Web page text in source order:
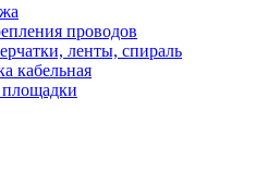
проводов
ленты, спираль
кабельная